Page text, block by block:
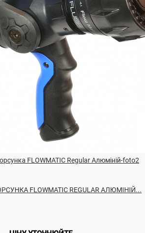
FLOWMATIC REGULAR АЛЮМІНІЙ...